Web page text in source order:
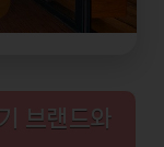
브랜드와